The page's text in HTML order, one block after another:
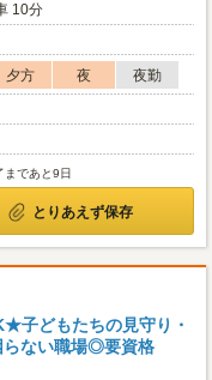
10分
夕方 夜
夜勤
まであと9日
とりあえず保存
子どもたちの見守り・
らない職場◎要資格